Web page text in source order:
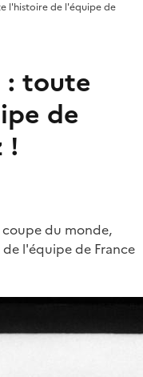
l'histoire de l'équipe de
: toute
de
!
coupe du monde,
l'équipe de France